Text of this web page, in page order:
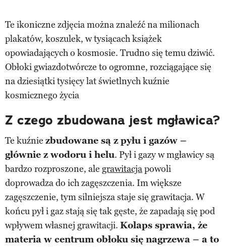
Te ikoniczne zdjęcia można znaleźć na milionach
plakatów, koszulek, w tysiącach książek
opowiadających o kosmosie. Trudno się temu dziwić.
Obłoki gwiazdotwórcze to ogromne, rozciągające się
na dziesiątki tysięcy lat świetlnych kuźnie
kosmicznego życia
Z czego zbudowana jest mgławica?
Te kuźnie zbudowane są z pyłu i gazów –
głównie z wodoru i helu. Pył i gazy w mgławicy są
bardzo rozproszone, ale grawitacjapowoli
doprowadza do ich zagęszczenia. Im większe
zagęszczenie, tym silniejsza staje się grawitacja. W
końcu pył i gaz stają się tak gęste, że zapadają się pod
wpływem własnej grawitacji. Kolaps sprawia, że
materia w centrum obłoku się nagrzewa – a to